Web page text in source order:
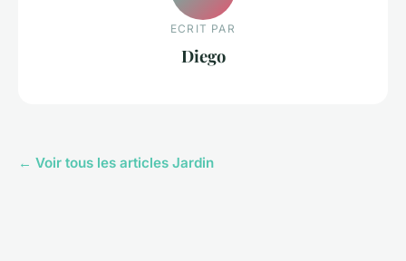
ECRIT PAR
Diego
← Voir tous les articles Jardin